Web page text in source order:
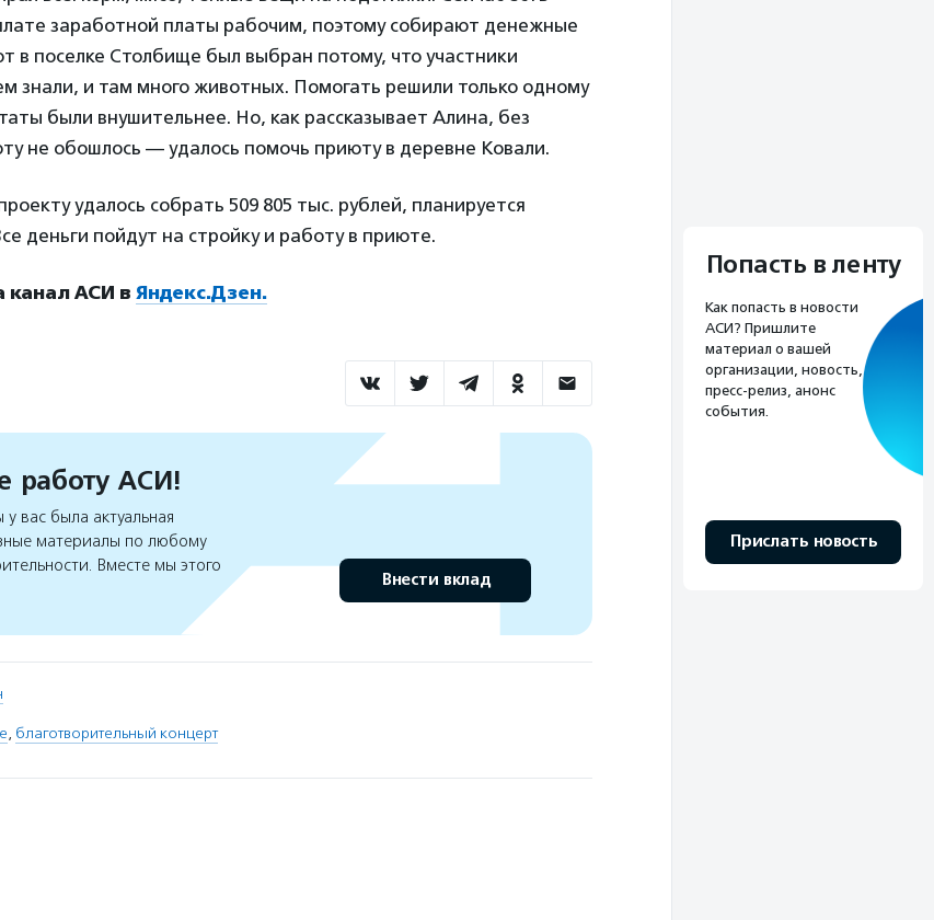
заработной платы рабочим, поэтому собирают денежные
в поселке Столбище был выбран потому, что участники
знали, и там много животных. Помогать решили только одному
были внушительнее. Но, как рассказывает Алина, без
не обошлось — удалось помочь приюту в деревне Ковали.
удалось собрать 509 805 тыс. рублей, планируется
деньги пойдут на стройку и работу в приюте.
канал АСИ в Яндекс.Дзен.
работу АСИ!
вас была актуальная
материалы по любому
Вместе мы этого
Внести вклад
, благотворительный концерт
Попасть в ленту
Как попасть в новости
АСИ? Пришлите
материал о вашей
организации, новость,
пресс-релиз, анонс
события.
Прислать новость